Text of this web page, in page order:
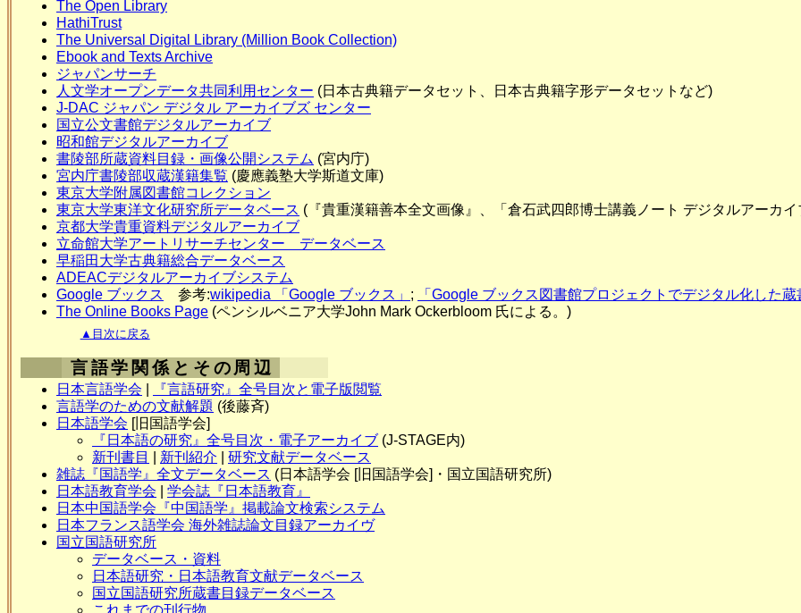
The Open Library
HathiTrust
The Universal Digital Library (Million Book Collection)
Ebook and Texts Archive
ジャパンサーチ
人文学オープンデータ共同利用センター (日本古典籍データセット、日本古典籍字形データセットなど)
J-DAC ジャパン デジタル アーカイブズ センター
国立公文書館デジタルアーカイブ
昭和館デジタルアーカイブ
書陵部所蔵資料目録・画像公開システム (宮内庁)
宮内庁書陵部収蔵漢籍集覧 (慶應義塾大学斯道文庫)
東京大学附属図書館コレクション
東京大学東洋文化研究所データベース (『貴重漢籍善本全文画像』、「倉石武四郎博士講義ノート デジタルアーカ
京都大学貴重資料デジタルアーカイブ
立命館大学アートリサーチセンター データベース
早稲田大学古典籍総合データベース
ADEACデジタルアーカイブシステム
Google ブックス
参考:wikipedia 「Google ブックス」 ; 「Google ブックス図書館プロジェクトでデジタル化した蔵
The Online Books Page (ペンシルベニア大学John Mark Ockerbloom 氏による。)
▲目次に戻る
言語学関係とその周辺
日本言語学会
『言語研究』全号目次と電子版閲覧
言語学のための文献解題 (後藤斉)
日本語学会 [旧国語学会]
『日本語の研究』全号目次・電子アーカイブ (J-STAGE内)
新刊書目
新刊紹介
研究文献データベース
雑誌『国語学』全文データベース (日本語学会 [旧国語学会]・国立国語研究所)
日本語教育学会
学会誌『日本語教育』
日本中国語学会『中国語学』掲載論文検索システム
日本フランス語学会 海外雑誌論文目録アーカイヴ
国立国語研究所
データベース・資料
日本語研究・日本語教育文献データベース
国立国語研究所蔵書目録データベース
これまでの刊行物